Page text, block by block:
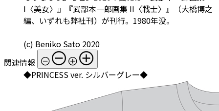
I〈美女〉』『武部本一郎画集 II〈戦士〉』（大橋博之
編、いずれも弊社刊）が刊行。1980年没。
(c) Beniko Sato 2020
関連情報
◆PRINCESS ver. シルバーグレー◆